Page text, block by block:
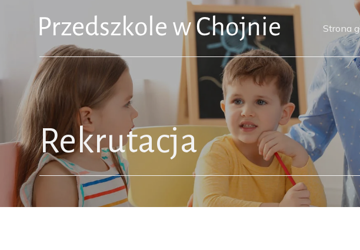
Strona
Rekrutacja